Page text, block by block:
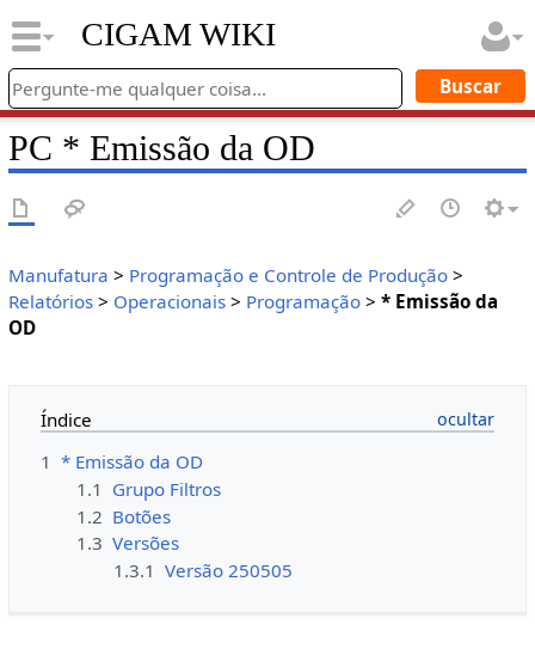
CIGAM WIKI
PC * Emissão da OD
Manufatura > Programação e Controle de Produção>
Relatórios> Operacionais> Programação> * Emissão da
OD
Índice
1 * Emissão da OD
1.1 Grupo Filtros
1.2 Botões
1.3 Versões
1.3.1 Versão 250505